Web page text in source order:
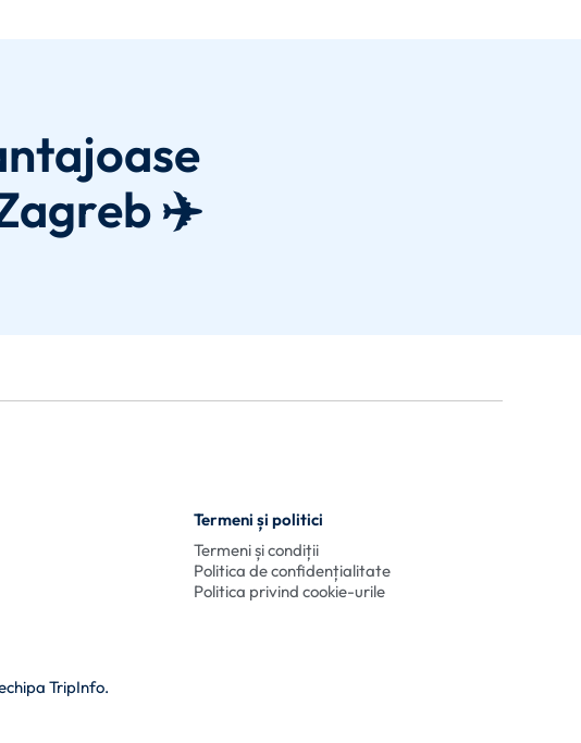
✈️
Termeni și politici
Termeni și condiții
Politica de confidențialitate
Politica privind cookie-urile
TripInfo.